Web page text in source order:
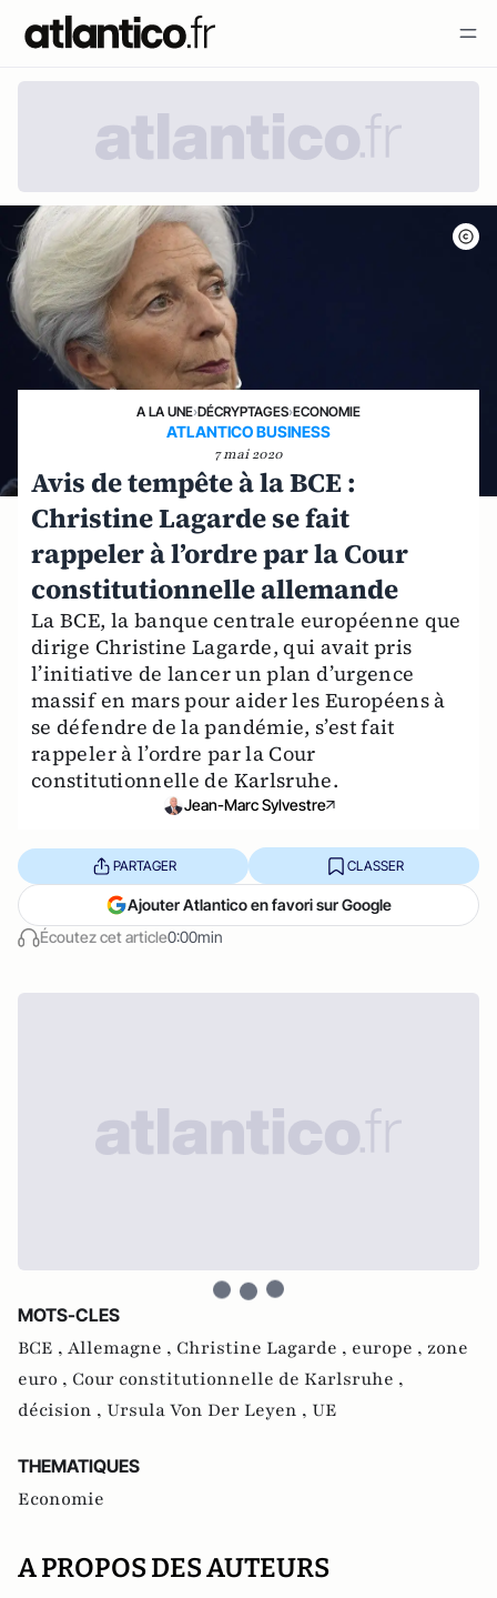
A LA UNE›DÉCRYPTAGES›ECONOMIE
ATLANTICO BUSINESS
7 mai 2020
Avis de tempête à la BCE :
Christine Lagarde se fait
rappeler à l’ordre par la Cour
constitutionnelle allemande
La BCE, la banque centrale européenne que
dirige Christine Lagarde, qui avait pris
l’initiative de lancer un plan d’urgence
massif en mars pour aider les Européens à
se défendre de la pandémie, s’est fait
rappeler à l’ordre par la Cour
constitutionnelle de Karlsruhe.
Jean-Marc Sylvestre
Écoutez cet article0:00min
PARTAGER CLASSER
Ajouter Atlantico en favori sur Google
MOTS-CLES
BCE , Allemagne , Christine Lagarde , europe , zone
euro , Cour constitutionnelle de Karlsruhe ,
décision , Ursula Von Der Leyen , UE
THEMATIQUES
Economie
A PROPOS DES AUTEURS